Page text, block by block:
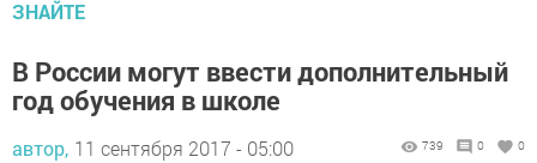
ЗНАЙТЕ
В России могут ввести дополнительный
год обучения в школе
автор, 11 сентября 2017 - 05:00 739 0 0